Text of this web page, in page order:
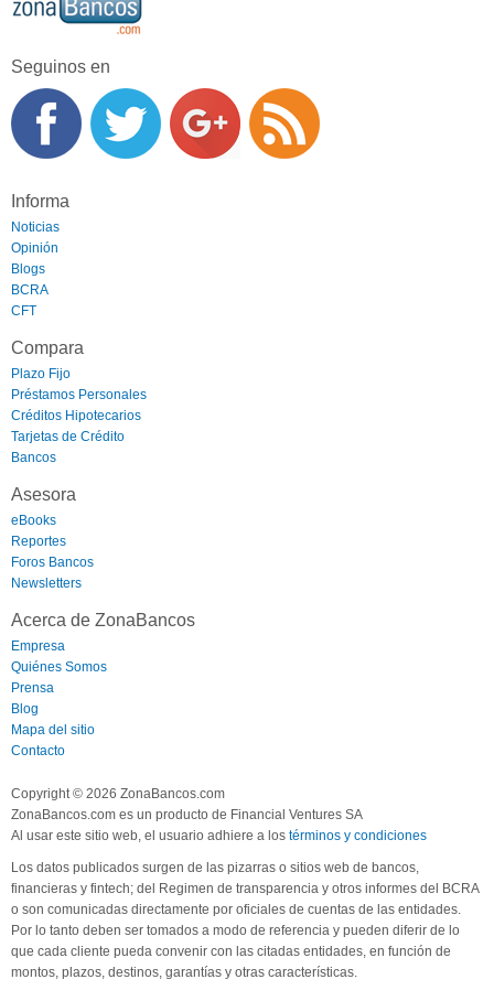
Seguinos en
Informa
Noticias
Opinión
Blogs
BCRA
CFT
Compara
Plazo Fijo
Préstamos Personales
Créditos Hipotecarios
Tarjetas de Crédito
Bancos
Asesora
eBooks
Reportes
Foros Bancos
Newsletters
Acerca de ZonaBancos
Empresa
Quiénes Somos
Prensa
Blog
Mapa del sitio
Contacto
Copyright © 2026 ZonaBancos.com
ZonaBancos.com es un producto de Financial Ventures SA
Al usar este sitio web, el usuario adhiere a los términos y condiciones
Los datos publicados surgen de las pizarras o sitios web de bancos,
financieras y fintech; del Regimen de transparencia y otros informes del BCRA
o son comunicadas directamente por oficiales de cuentas de las entidades.
Por lo tanto deben ser tomados a modo de referencia y pueden diferir de lo
que cada cliente pueda convenir con las citadas entidades, en función de
montos, plazos, destinos, garantías y otras características.